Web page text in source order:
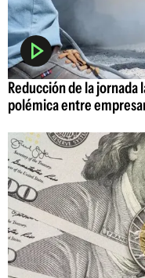
Reducción de la
polémica entre